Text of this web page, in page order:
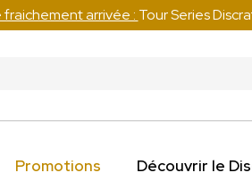
arrivée : Tour Series
Promotions Découvrir le